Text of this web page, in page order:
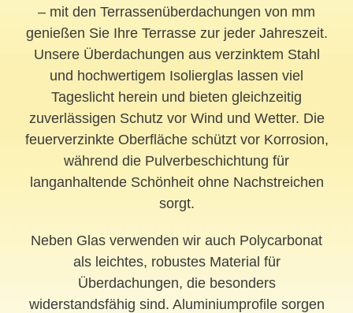
– mit den Terrassenüberdachungen von mm
genießen Sie Ihre Terrasse zur jeder Jahreszeit.
Unsere Überdachungen aus verzinktem Stahl
und hochwertigem Isolierglas lassen viel
Tageslicht herein und bieten gleichzeitig
zuverlässigen Schutz vor Wind und Wetter. Die
feuerverzinkte Oberfläche schützt vor Korrosion,
während die Pulverbeschichtung für
langanhaltende Schönheit ohne Nachstreichen
sorgt.
Neben Glas verwenden wir auch Polycarbonat
als leichtes, robustes Material für
Überdachungen, die besonders
widerstandsfähig sind. Aluminiumprofile sorgen